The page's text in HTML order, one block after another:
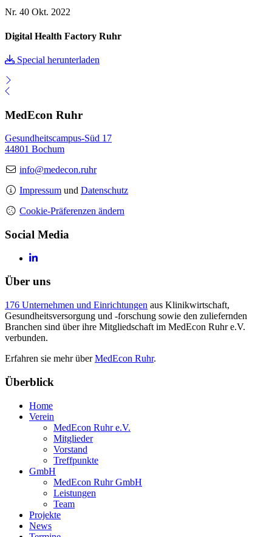
Nr. 40 Okt. 2022
Digital Health Factory Ruhr
Special herunterladen
MedEcon Ruhr
Gesundheitscampus-Süd 17
44801 Bochum
info@medecon.ruhr
Impressum und Datenschutz
Cookie-Präferenzen ändern
Social Media
Über uns
176 Unternehmen und Einrichtungen aus Klinikwirtschaft,
Gesundheitsversorgung und -forschung sowie den zuliefernden
Branchen sind über ihre Mitgliedschaft im MedEcon Ruhr e.V.
verbunden.
Erfahren sie mehr überMedEcon Ruhr.
Überblick
Home
Verein
MedEcon Ruhr e.V.
Mitglieder
Vorstand
Treffpunkte
GmbH
MedEcon Ruhr GmbH
Leistungen
Team
Projekte
News